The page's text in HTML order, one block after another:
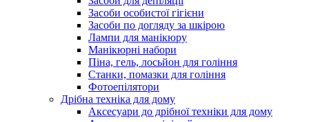
Засоби особистої гігієни
Засоби по догляду за шкірою
Лампи для манікюру
Манікюрні набори
Піна, гель, лосьйон для гоління
Станки, помазки для гоління
Фотоепілятори
Дрібна техніка для дому
Аксесуари до дрібної техніки для дому